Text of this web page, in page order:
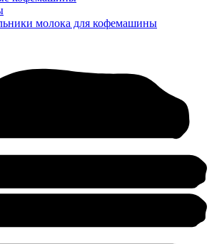
молока для кофемашины